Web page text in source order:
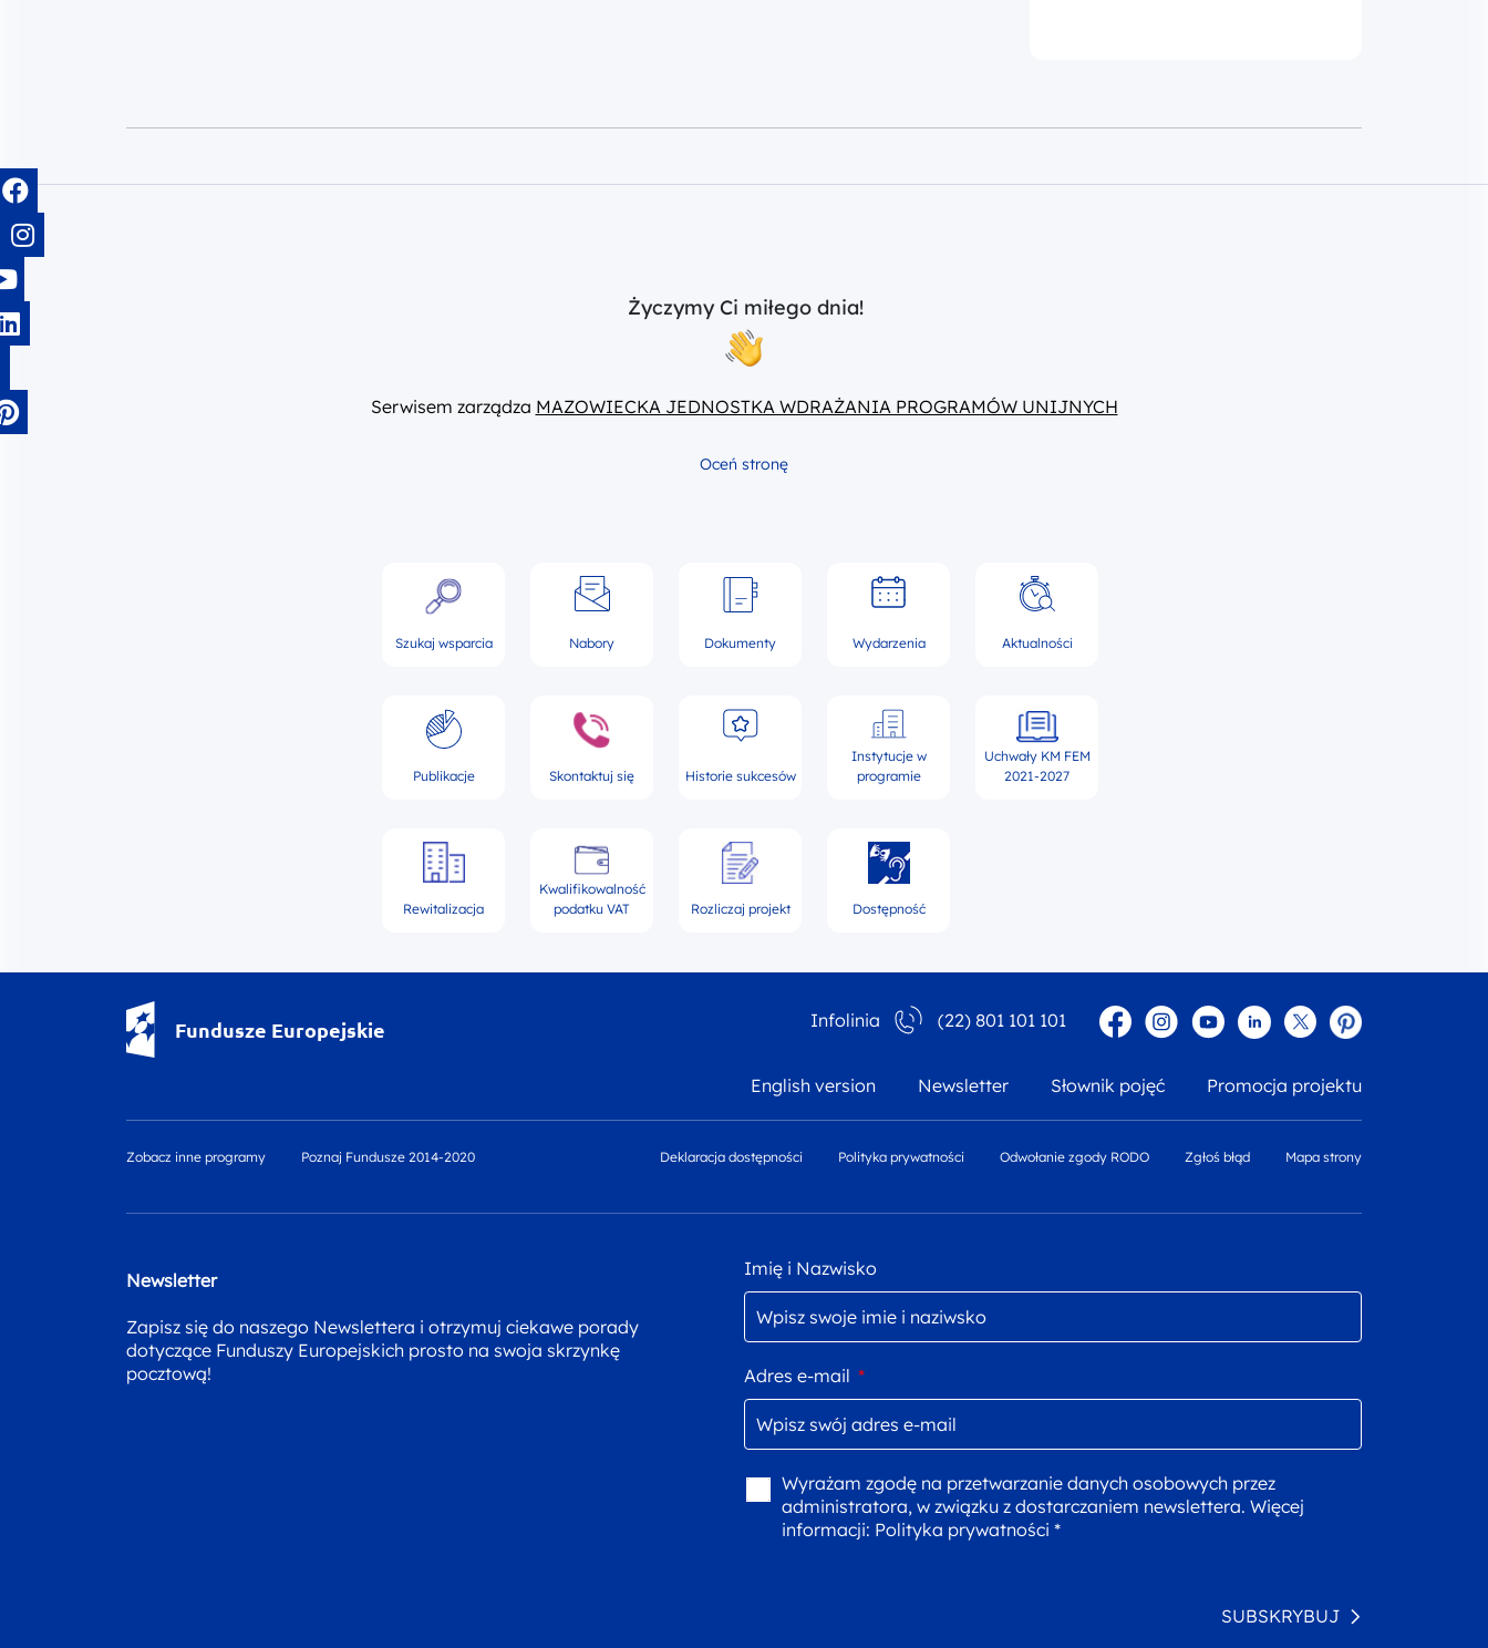
Życzymy Ci miłego dnia!
Serwisem zarządza MAZOWIECKA JEDNOSTKA WDRAŻANIA PROGRAMÓW UNIJNYCH
Oceń stronę
Szukaj wsparcia Nabory Dokumenty Wydarzenia Aktualności
Publikacje Skontaktuj się Historie sukcesów
Instytucje w
programie
Uchwały KM FEM
2021-2027
Rewitalizacja
Kwalifikowalność
podatku VAT
Rozliczaj projekt Dostępność
Fundusze Europejskie Infolinia (22) 801 101 101 FacebookInstagram
YouTubeLinkedin
twitterPinterest
English version Newsletter Słownik pojęć Promocja projektu
Zobacz inne programy Poznaj Fundusze 2014-2020 Deklaracja dostępności Polityka prywatności Odwołanie zgody RODO Zgłoś błąd Mapa strony
Newsletter
Zapisz się do naszego Newslettera i otrzymuj ciekawe porady
dotyczące Funduszy Europejskich prosto na swoja skrzynkę
pocztową!
Imię i Nazwisko
Adres e-mail *
Wyrażam zgodę na przetwarzanie danych osobowych przez
administratora, w związku z dostarczaniem newslettera. Więcej
informacji: Polityka prywatności *
SUBSKRYBUJ